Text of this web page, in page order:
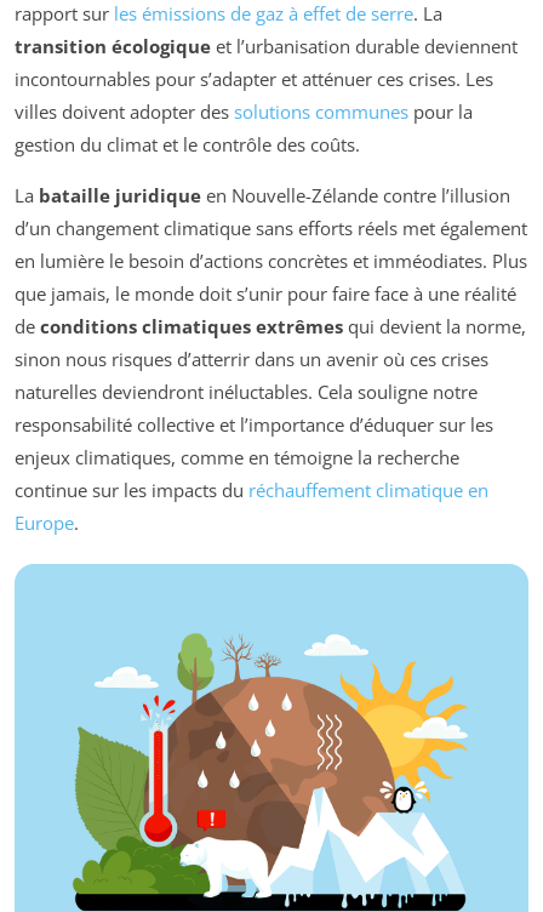
rapport sur les émissions de gaz à effet de serre. La
transition écologique et l’urbanisation durable deviennent
incontournables pour s’adapter et atténuer ces crises. Les
villes doivent adopter des solutions communes pour la
gestion du climat et le contrôle des coûts.
La bataille juridique en Nouvelle-Zélande contre l’illusion
d’un changement climatique sans efforts réels met également
en lumière le besoin d’actions concrètes et imméodiates. Plus
que jamais, le monde doit s’unir pour faire face à une réalité
de conditions climatiques extrêmes qui devient la norme,
sinon nous risques d’atterrir dans un avenir où ces crises
naturelles deviendront inéluctables. Cela souligne notre
responsabilité collective et l’importance d’éduquer sur les
enjeux climatiques, comme en témoigne la recherche
continue sur les impacts du réchauffement climatique en
Europe.